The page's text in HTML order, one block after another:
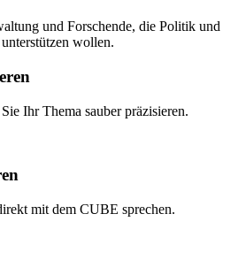
und Forschende, die Politik und
wollen.
Ihr Thema sauber präzisieren.
mit dem CUBE sprechen.